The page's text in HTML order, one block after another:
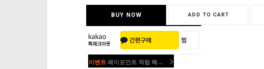
BUY NOW ADD TO CART
이벤트 페이포인트 적립 혜택 2배 UP!